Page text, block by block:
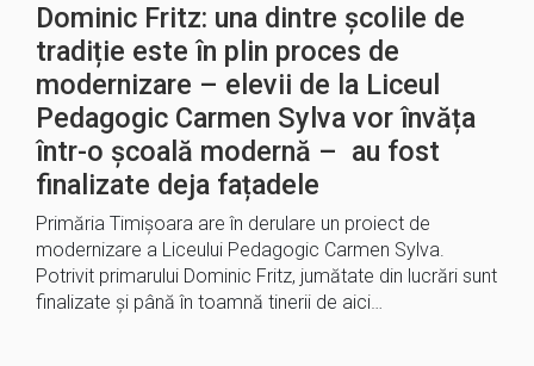
Dominic Fritz: una dintre școlile de
tradiție este în plin proces de
modernizare – elevii de la Liceul
Pedagogic Carmen Sylva vor învăța
într-o școală modernă – au fost
finalizate deja fațadele
Primăria Timișoara are în derulare un proiect de
modernizare a Liceului Pedagogic Carmen Sylva.
Potrivit primarului Dominic Fritz, jumătate din lucrări sunt
finalizate și până în toamnă tinerii de aici…